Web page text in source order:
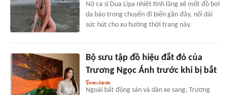
Nữ ca sĩ Dua Lipa nhiệt tình lăng xê mốt đồ bơi
da báo trong chuyến đi biển gần đây, nối dài
sức hút cho xu hướng thời trang này.
Bộ sưu tập đồ hiệu đắt đỏ của
Trương Ngọc Ánh trước khi bị bắt
Ngoài bất động sản và dàn xe sang, Trương